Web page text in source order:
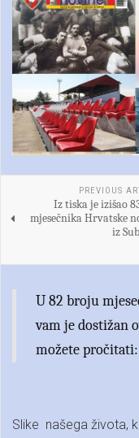
PREVIOUS
Iz tiska je izišao
mjesečnika Hrvatske
iz
U 82 broju
vam je dostižan
možete pročitati:
Slike našega života,